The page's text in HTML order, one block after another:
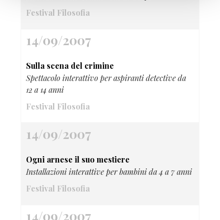
Festival Filosofia
14/09/2007
Sulla scena del crimine
Spettacolo interattivo per aspiranti detective da
12 a 14 anni
Festival Filosofia
14/09/2007
Ogni arnese il suo mestiere
Installazioni interattive per bambini da 4 a 7 anni
Festival Filosofia
14/09/2007